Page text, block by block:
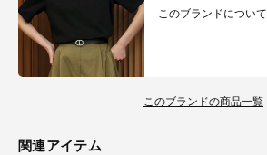
このブランドについて
このブランドの商品一覧
関連アイテム